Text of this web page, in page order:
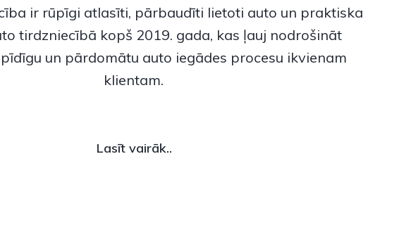
ir rūpīgi atlasīti, pārbaudīti lietoti auto un praktiska
tirdzniecībā kopš 2019. gada, kas ļauj nodrošināt
un pārdomātu auto iegādes procesu ikvienam
klientam.
Lasīt vairāk..